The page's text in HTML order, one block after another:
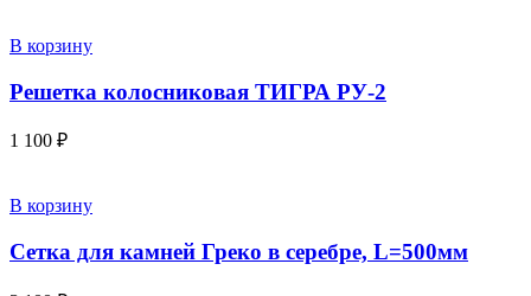
В корзину
Решетка колосниковая ТИГРА РУ-2
1 100 ₽
В корзину
Сетка для камней Греко в серебре, L=500мм